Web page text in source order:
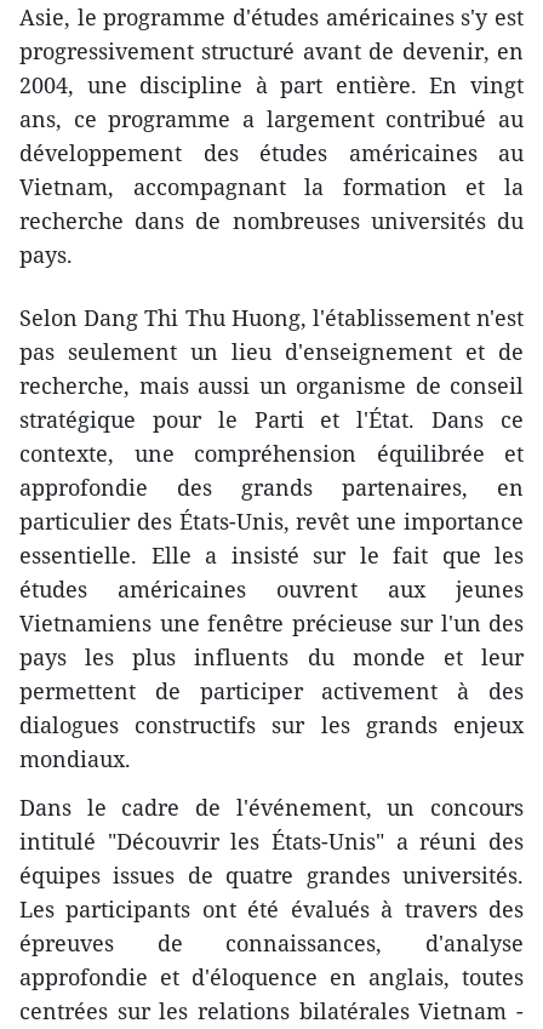
Asie, le programme d'études américaines s'y est
progressivement structuré avant de devenir, en
2004, une discipline à part entière. En vingt
ans, ce programme a largement contribué au
développement des études américaines au
Vietnam, accompagnant la formation et la
recherche dans de nombreuses universités du
pays.
Selon Dang Thi Thu Huong, l'établissement n'est
pas seulement un lieu d'enseignement et de
recherche, mais aussi un organisme de conseil
stratégique pour le Parti et l'État. Dans ce
contexte, une compréhension équilibrée et
approfondie des grands partenaires, en
particulier des États-Unis, revêt une importance
essentielle. Elle a insisté sur le fait que les
études américaines ouvrent aux jeunes
Vietnamiens une fenêtre précieuse sur l'un des
pays les plus influents du monde et leur
permettent de participer activement à des
dialogues constructifs sur les grands enjeux
mondiaux.
Dans le cadre de l'événement, un concours
intitulé "Découvrir les États-Unis" a réuni des
équipes issues de quatre grandes universités.
Les participants ont été évalués à travers des
épreuves de connaissances, d'analyse
approfondie et d'éloquence en anglais, toutes
centrées sur les relations bilatérales Vietnam -